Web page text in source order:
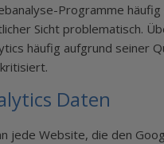
Programme häufig
Sicht problematisch.
häufig aufgrund seiner
Daten
jede Website, die den